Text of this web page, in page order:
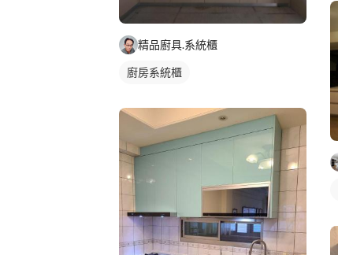
精品廚具.系統櫃
廚房系統櫃